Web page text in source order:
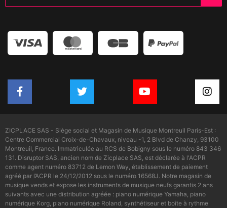
ZICPLACE SAS - Siège social et Magasin de Musique Montreuil Paris-Est :
Centre Commercial Croix-de-Chavaux, niveau -1, 2 Blvd de Chanzy, 93100
Montreuil, France. Immatriculée au RCS de Bobigny sous le numéro 843 346
131. Disruptor SAS, ancien nom de Zicplace SAS, est déclarée à l'ACPR
comme agent numéro 83712 de Lemon Way, établissement de paiement
agréé par l’ACPR le 24/12/2012 sous le numéro 16568J. Notre magasin de
musique vends et expose les instruments de musique neufs garantis 2 ans
suivants avec une distribution agréée : piano numérique Yamaha, piano
numérique Korg, piano numérique Roland, synthétiseur et boîte à rythme